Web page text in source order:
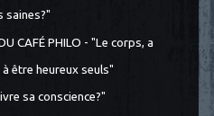
saines?"
CAFÉ PHILO - "Le corps, a
être heureux seuls"
sa conscience?"